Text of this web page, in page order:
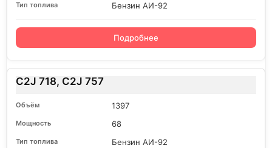
Бензин АИ-92
Подробнее
C2J 718, C2J 757
1397
68
Бензин АИ-92